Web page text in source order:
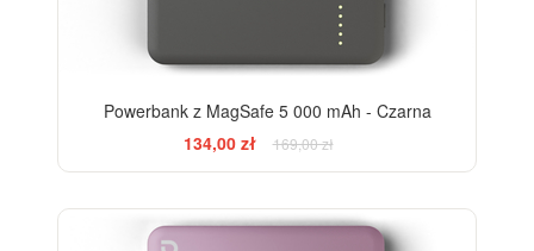
Powerbank z MagSafe 5 000 mAh - Czarna
134,00 zł
169,00 zł